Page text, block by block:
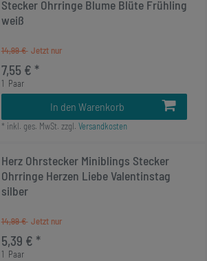
Stecker Ohrringe Blume Blüte Frühling
weiß
14,99 €
7,55 € *
1 Paar
In den Warenkorb
* inkl. ges. MwSt. zzgl. Versandkosten
Herz Ohrstecker Miniblings Stecker
Ohrringe Herzen Liebe Valentinstag
silber
14,99 €
5,39 € *
1 Paar